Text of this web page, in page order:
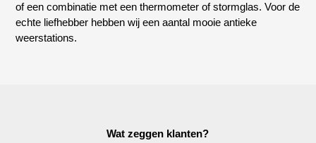
Wat zeggen klanten?
of een combinatie met een thermometer of stormglas. Voor de
echte liefhebber hebben wij een aantal mooie antieke
weerstations.